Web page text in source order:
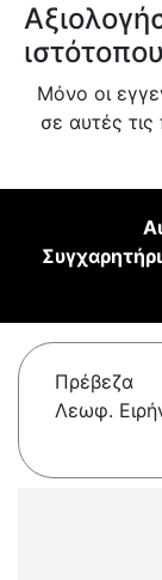
Μόνο οι
σε αυτές
Πρέβεζα
Λεωφ.